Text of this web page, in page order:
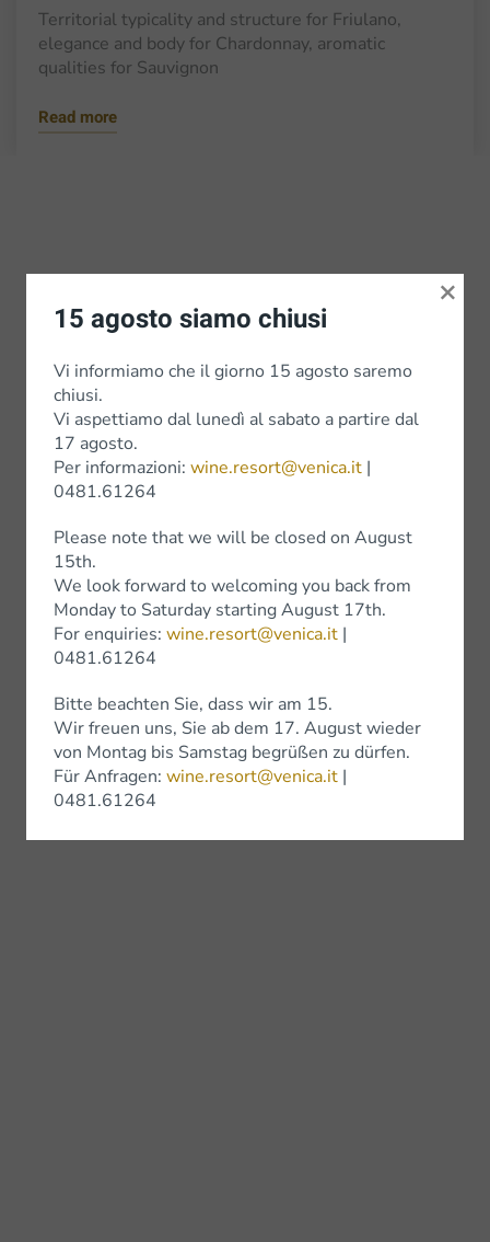
Territorial typicality and structure for Friulano,
elegance and body for Chardonnay, aromatic
qualities for Sauvignon
Read more
15 agosto siamo chiusi
Vi informiamo che il giorno 15 agosto saremo
chiusi.
Vi aspettiamo dal lunedì al sabato a partire dal
17 agosto.
Per informazioni: wine.resort@venica.it |
0481.61264
Please note that we will be closed on August
15th.
We look forward to welcoming you back from
Monday to Saturday starting August 17th.
For enquiries: wine.resort@venica.it |
0481.61264
Bitte beachten Sie, dass wir am 15.
Wir freuen uns, Sie ab dem 17. August wieder
von Montag bis Samstag begrüßen zu dürfen.
Für Anfragen: wine.resort@venica.it |
0481.61264
×